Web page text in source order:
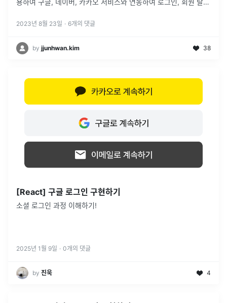
용하여 구글, 네이버, 카카오 서비스와 연동하여 로그인, 회원 탈퇴
2023년 8월 23일 · 6개의 댓글
by jjunhwan.kim 38
[React] 구글 로그인 구현하기
소셜 로그인 과정 이해하기!
2025년 1월 9일 · 0개의 댓글
by 진욱 4